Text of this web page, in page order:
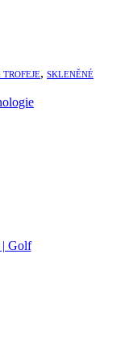
, SKLENĚNÉ